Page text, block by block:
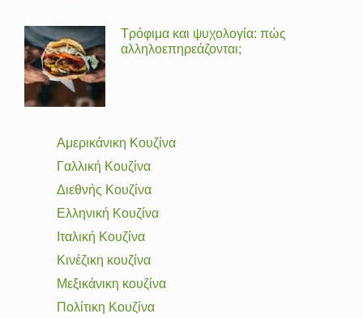
Τρόφιμα και ψυχολογία: πώς
αλληλοεπηρεάζονται;
Αμερικάνικη Κουζίνα
Γαλλική Κουζίνα
Διεθνής Κουζίνα
Ελληνική Κουζίνα
Ιταλική Κουζίνα
Κινέζικη κουζίνα
Μεξικάνικη κουζίνα
Πολίτικη Κουζίνα